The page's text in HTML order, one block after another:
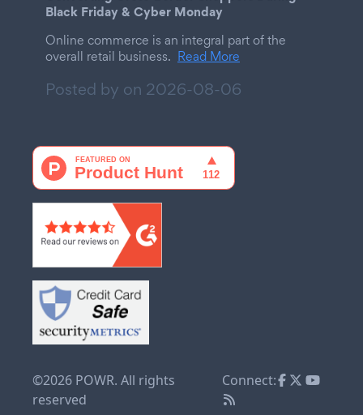
Black Friday & Cyber Monday
Online commerce is an integral part of the
overall retail business. Read More
Posted by on 2026-08-06
©2026 POWR. All rights
reserved
Connect: